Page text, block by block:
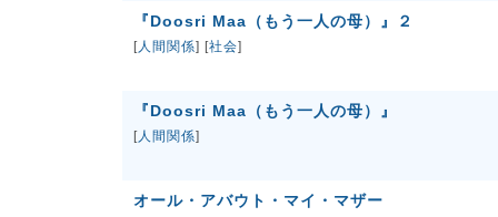
『Doosri Maa（もう一人の母）』２
[人間関係] [社会]
『Doosri Maa（もう一人の母）』
[人間関係]
オール・アバウト・マイ・マザー